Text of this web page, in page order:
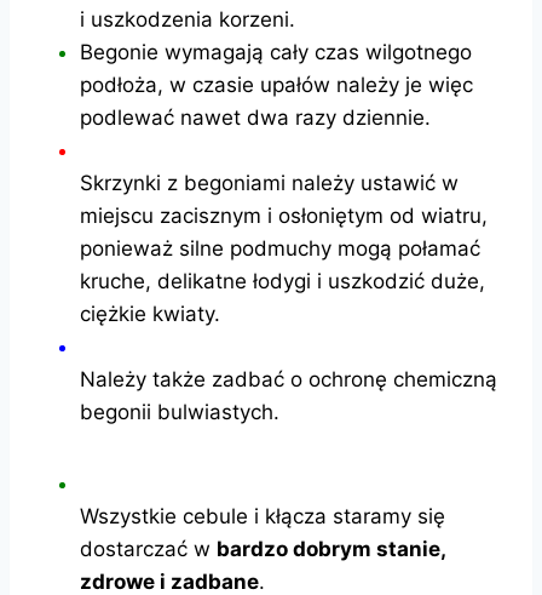
i uszkodzenia korzeni.
Begonie wymagają cały czas wilgotnego
podłoża, w czasie upałów należy je więc
podlewać nawet dwa razy dziennie.
Skrzynki z begoniami należy ustawić w
miejscu zacisznym i osłoniętym od wiatru,
ponieważ silne podmuchy mogą połamać
kruche, delikatne łodygi i uszkodzić duże,
ciężkie kwiaty.
Należy także zadbać o ochronę chemiczną
begonii bulwiastych.
Wszystkie cebule i kłącza staramy się
dostarczać w bardzo dobrym stanie,
zdrowe i zadbane.